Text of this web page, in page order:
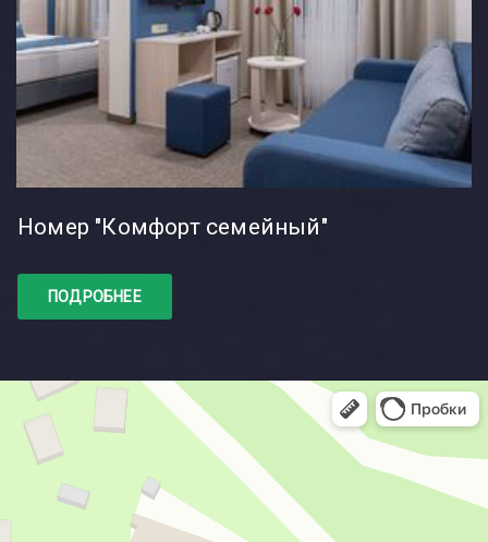
Номер "Комфорт семейный"
ПОДРОБНЕЕ